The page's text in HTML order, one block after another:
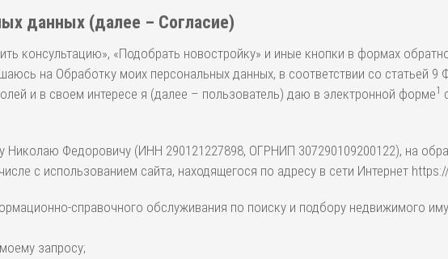
данных (далее – Согласие)
консультацию», «Подобрать новостройку» и иные кнопки в формах
на Обработку моих персональных данных, в соответствии со статьей
и в своем интересе я (далее – пользователь) даю в электронной форме1
Федоровичу (ИНН 290121227898, ОГРНИП 307290109200122), на
с использованием сайта, находящегося по адресу в сети Интернет
справочного обслуживания по поиску и подбору недвижимого
запросу;